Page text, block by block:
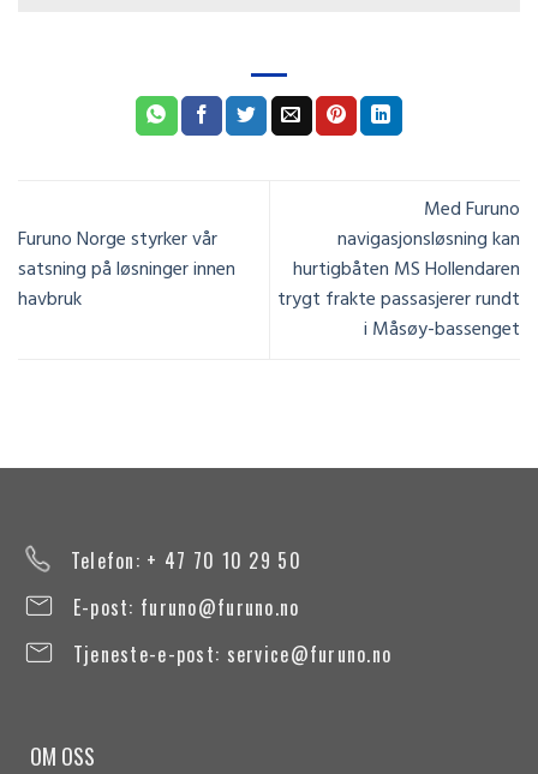
Furuno Norge styrker vår
satsning på løsninger innen
havbruk
Med Furuno
navigasjonsløsning kan
hurtigbåten MS Hollendaren
trygt frakte passasjerer rundt
i Måsøy-bassenget
Telefon: + 47 70 10 29 50
E-post: furuno@furuno.no
Tjeneste-e-post: service@furuno.no
OM OSS